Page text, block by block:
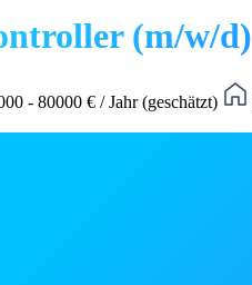
(m/w/d)
- 80000 € / Jahr (geschätzt)